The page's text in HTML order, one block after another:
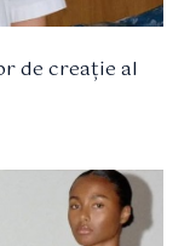
de creație al